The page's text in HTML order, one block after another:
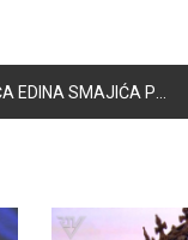
ČLANOVI KADETSKE FUDBALSKE REPREZENTACIJE BiH